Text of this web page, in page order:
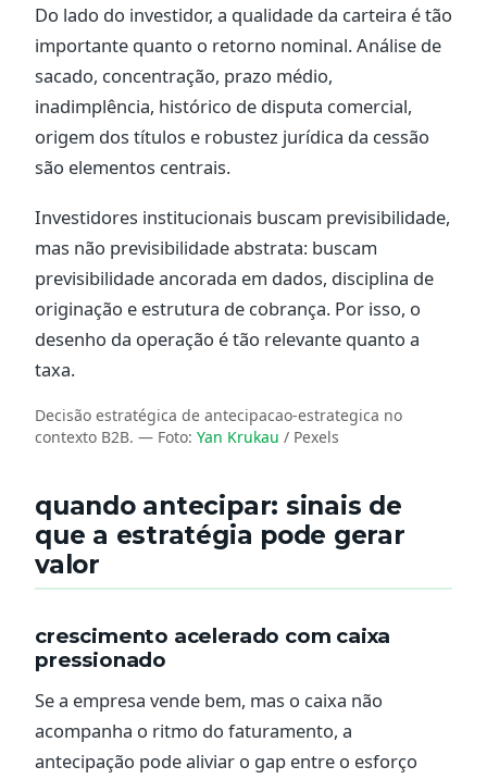
Do lado do investidor, a qualidade da carteira é tão
importante quanto o retorno nominal. Análise de
sacado, concentração, prazo médio,
inadimplência, histórico de disputa comercial,
origem dos títulos e robustez jurídica da cessão
são elementos centrais.
Investidores institucionais buscam previsibilidade,
mas não previsibilidade abstrata: buscam
previsibilidade ancorada em dados, disciplina de
originação e estrutura de cobrança. Por isso, o
desenho da operação é tão relevante quanto a
taxa.
Decisão estratégica de antecipacao-estrategica no
contexto B2B. — Foto: Yan Krukau / Pexels
quando antecipar: sinais de
que a estratégia pode gerar
valor
crescimento acelerado com caixa
pressionado
Se a empresa vende bem, mas o caixa não
acompanha o ritmo do faturamento, a
antecipação pode aliviar o gap entre o esforço